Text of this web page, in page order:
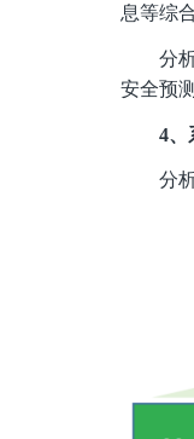
息等综
分
安全预
4、
分